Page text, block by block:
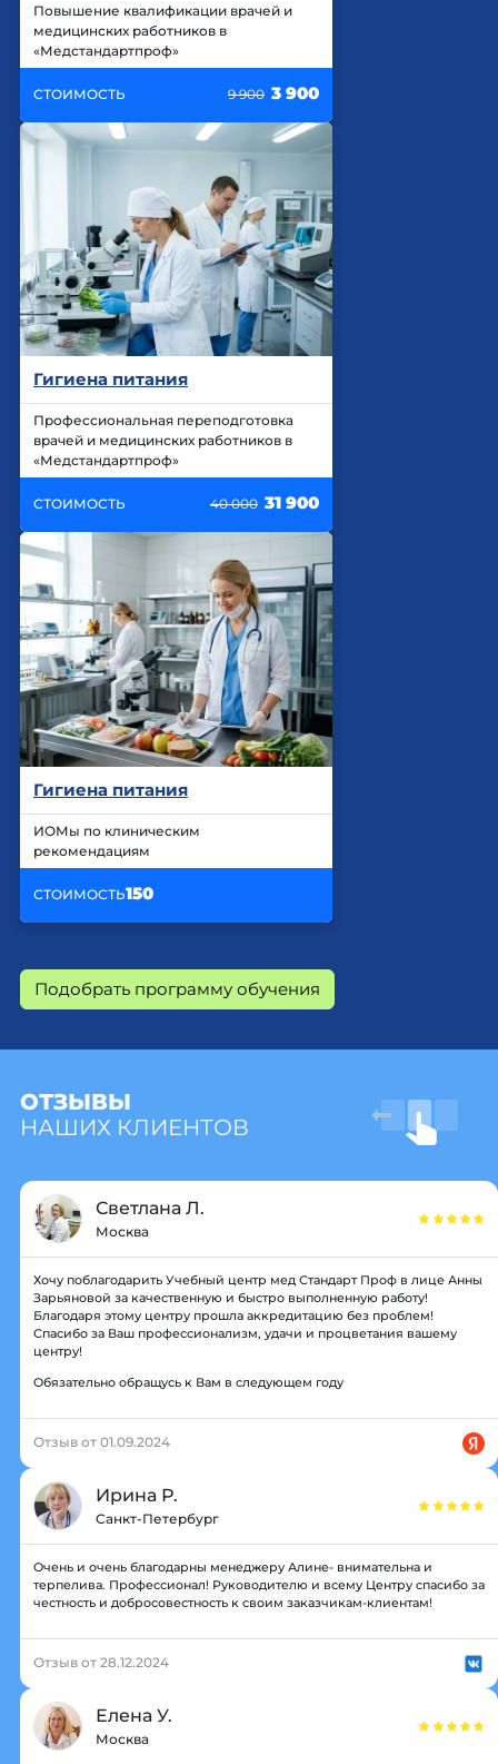
Повышение квалификации врачей и
медицинских работников в
«Медстандартпроф»
СТОИМОСТЬ 9 900 3 900
Гигиена питания
Профессиональная переподготовка
врачей и медицинских работников в
«Медстандартпроф»
СТОИМОСТЬ 40 000 31 900
Гигиена питания
ИОМы по клиническим
рекомендациям
СТОИМОСТЬ150
Подобрать программу обучения
ОТЗЫВЫ
НАШИХ КЛИЕНТОВ
Светлана Л.
Москва
Хочу поблагодарить Учебный центр мед Стандарт Проф в лице Анны
Зарьяновой за качественную и быстро выполненную работу!
Благодаря этому центру прошла аккредитацию без проблем!
Спасибо за Ваш профессионализм, удачи и процветания вашему
центру!
Обязательно обращусь к Вам в следующем году
Отзыв от 01.09.2024
Ирина Р.
Санкт-Петербург
Очень и очень благодарны менеджеру Алине- внимательна и
терпелива. Профессионал! Руководителю и всему Центру спасибо за
честность и добросовестность к своим заказчикам-клиентам!
Отзыв от 28.12.2024
Елена У.
Москва